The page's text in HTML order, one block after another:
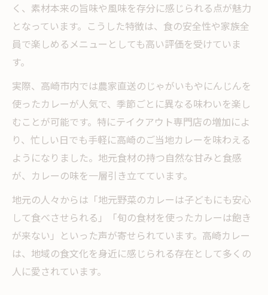
く、素材本来の旨味や風味を存分に感じられる点が魅力
となっています。こうした特徴は、食の安全性や家族全
員で楽しめるメニューとしても高い評価を受けていま
す。
実際、高崎市内では農家直送のじゃがいもやにんじんを
使ったカレーが人気で、季節ごとに異なる味わいを楽し
むことが可能です。特にテイクアウト専門店の増加によ
り、忙しい日でも手軽に高崎のご当地カレーを味わえる
ようになりました。地元食材の持つ自然な甘みと食感
が、カレーの味を一層引き立てています。
地元の人々からは「地元野菜のカレーは子どもにも安心
して食べさせられる」「旬の食材を使ったカレーは飽き
が来ない」といった声が寄せられています。高崎カレー
は、地域の食文化を身近に感じられる存在として多くの
人に愛されています。